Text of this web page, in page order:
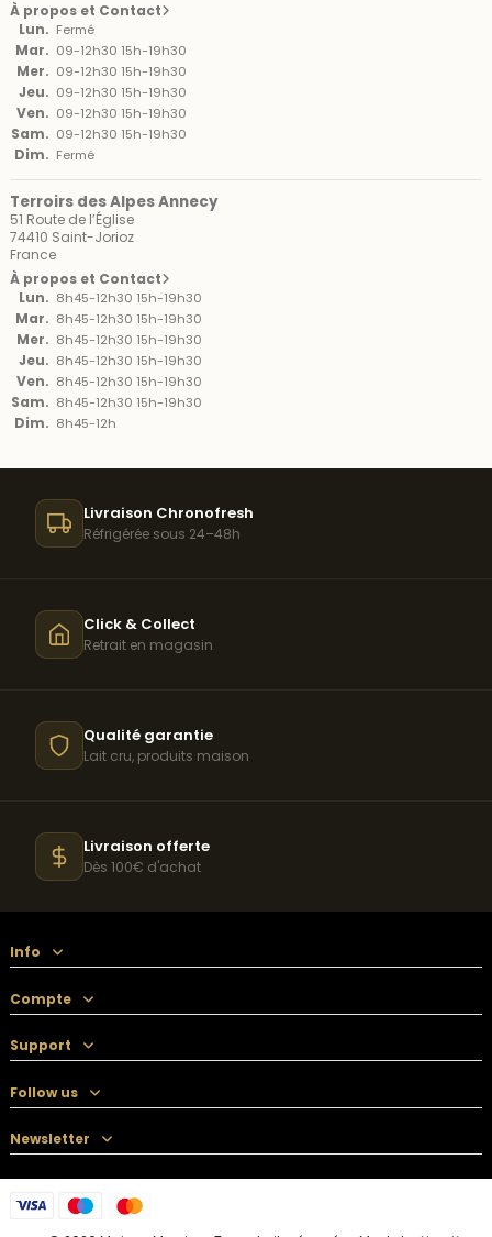
À propos et Contact
Lun. Fermé
Mar. 09-12h30 15h-19h30
Mer. 09-12h30 15h-19h30
Jeu. 09-12h30 15h-19h30
Ven. 09-12h30 15h-19h30
Sam. 09-12h30 15h-19h30
Dim. Fermé
Terroirs des Alpes Annecy
51 Route de l’Église
74410 Saint-Jorioz
France
À propos et Contact
Lun. 8h45-12h30 15h-19h30
Mar. 8h45-12h30 15h-19h30
Mer. 8h45-12h30 15h-19h30
Jeu. 8h45-12h30 15h-19h30
Ven. 8h45-12h30 15h-19h30
Sam. 8h45-12h30 15h-19h30
Dim. 8h45-12h
Livraison Chronofresh
Réfrigérée sous 24–48h
Click & Collect
Retrait en magasin
Qualité garantie
Lait cru, produits maison
Livraison offerte
Dès 100€ d'achat
Info
Compte
Support
Follow us
Newsletter